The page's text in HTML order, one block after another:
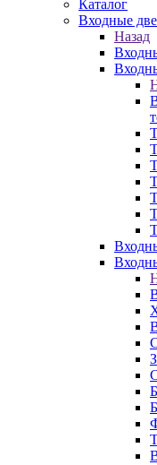
Каталог
Входные
Назад